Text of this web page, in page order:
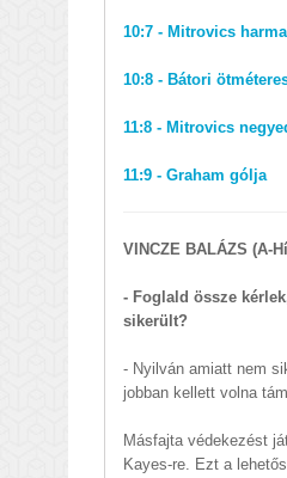
10:7 - Mitrovics
10:8 - Bátori
11:8 - Mitrovics
11:9 - Graham gólja
VINCZE BALÁZS (A-
- Foglald össze
sikerült?
- Nyilván amiatt nem
jobban kellett volna
Másfajta védekezést
Kayes-re. Ezt a